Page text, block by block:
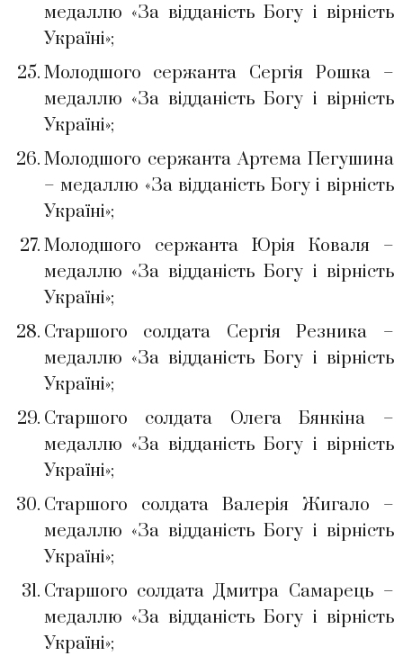
медаллю «За відданість Богу і вірність
Україні»;
Молодшого сержанта Сергія Рошка –
медаллю «За відданість Богу і вірність
Україні»;
Молодшого сержанта Артема Пегушина
– медаллю «За відданість Богу і вірність
Україні»;
Молодшого сержанта Юрія Коваля –
медаллю «За відданість Богу і вірність
Україні»;
Старшого солдата Сергія Резника –
медаллю «За відданість Богу і вірність
Україні»;
Старшого солдата Олега Бянкіна –
медаллю «За відданість Богу і вірність
Україні»;
Старшого солдата Валерія Жигало –
медаллю «За відданість Богу і вірність
Україні»;
Старшого солдата Дмитра Самарець –
медаллю «За відданість Богу і вірність
Україні»;